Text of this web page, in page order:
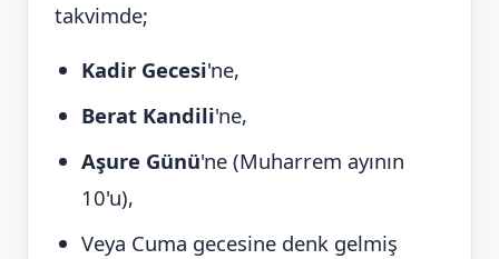
takvimde;
Kadir Gecesi'ne,
Berat Kandili'ne,
Aşure Günü'ne (Muharrem ayının
10'u),
Veya Cuma gecesine denk gelmiş